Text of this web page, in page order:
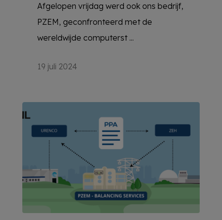
Afgelopen vrijdag werd ook ons bedrijf,
PZEM, geconfronteerd met de
wereldwijde computerst ...
19 juli 2024